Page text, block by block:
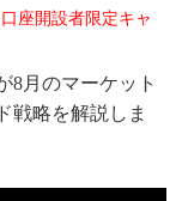
座開設者限定キャ
月のマーケット
戦略を解説しま